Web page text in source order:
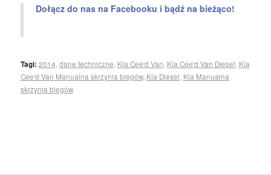
Dołącz do nas na Facebooku i bądź na bieżąco!
Tagi: 2014 dane techniczne Kia Cee'd Van Kia Cee'd Van Diesel Kia
Cee'd Van Manualna skrzynia biegów, Kia Diesel Kia Manualna
skrzynia biegów